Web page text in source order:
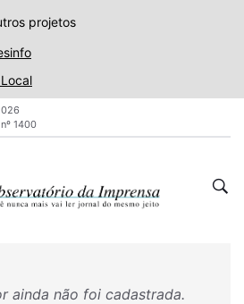
projetos
1400
ainda não foi cadastrada.